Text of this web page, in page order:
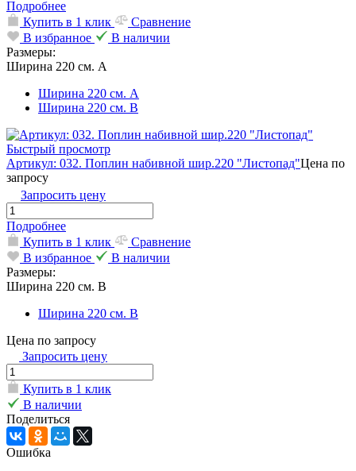
Подробнее
Купить в 1 клик
Сравнение
В избранное
В наличии
Размеры:
Ширина 220 см. А
Ширина 220 см. А
Ширина 220 см. В
Быстрый просмотр
Артикул: 032. Поплин набивной шир.220 "Листопад"Цена по
запросу
Запросить цену
Подробнее
Купить в 1 клик
Сравнение
В избранное
В наличии
Размеры:
Ширина 220 см. В
Ширина 220 см. В
Цена по запросу
Запросить цену
Купить в 1 клик
В наличии
Поделиться
Ошибка